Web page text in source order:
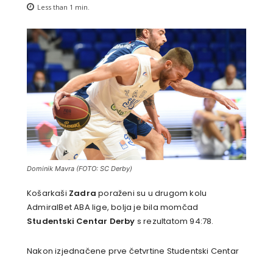
Less than 1 min.
Dominik Mavra (FOTO: SC Derby)
Košarkaši Zadra poraženi su u drugom kolu
AdmiralBet ABA lige, bolja je bila momčad
Studentski Centar Derby s rezultatom 94:78.
Nakon izjednačene prve četvrtine Studentski Centar